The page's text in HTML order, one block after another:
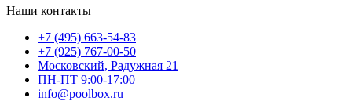
Наши контакты
+7 (495) 663-54-83
+7 (925) 767-00-50
Московский, Радужная 21
ПН-ПТ 9:00-17:00
info@poolbox.ru